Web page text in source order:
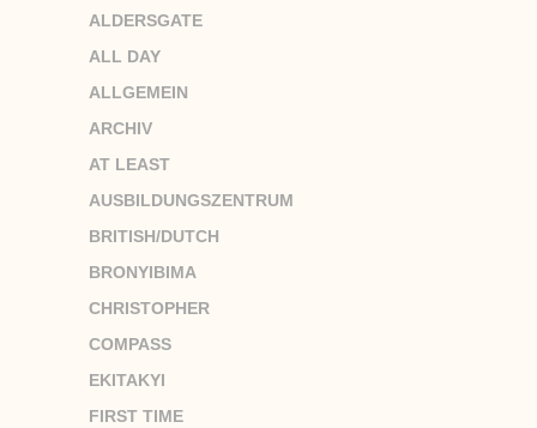
ALDERSGATE
ALL DAY
ALLGEMEIN
ARCHIV
AT LEAST
AUSBILDUNGSZENTRUM
BRITISH/DUTCH
BRONYIBIMA
CHRISTOPHER
COMPASS
EKITAKYI
FIRST TIME